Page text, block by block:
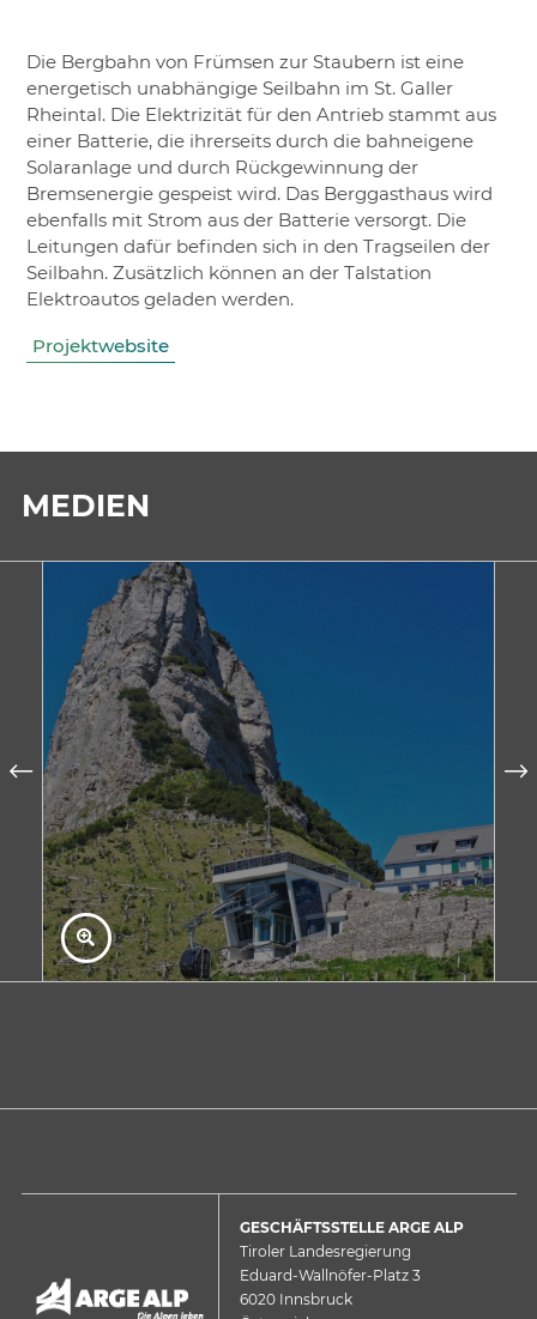
Die Bergbahn von Frümsen zur Staubern ist eine
energetisch unabhängige Seilbahn im St. Galler
Rheintal. Die Elektrizität für den Antrieb stammt aus
einer Batterie, die ihrerseits durch die bahneigene
Solaranlage und durch Rückgewinnung der
Bremsenergie gespeist wird. Das Berggasthaus wird
ebenfalls mit Strom aus der Batterie versorgt. Die
Leitungen dafür befinden sich in den Tragseilen der
Seilbahn. Zusätzlich können an der Talstation
Elektroautos geladen werden.
Projektwebsite
MEDIEN
GESCHÄFTSSTELLE ARGE ALP
Tiroler Landesregierung
Eduard-Wallnöfer-Platz 3
6020 Innsbruck